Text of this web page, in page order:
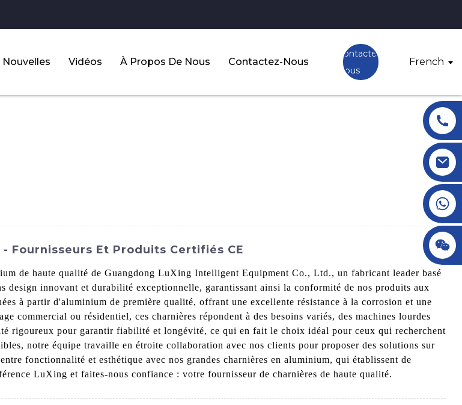
Nouvelles Vidéos À Propos De Nous Contactez-Nous
Contactez-
Nous
French
Fournisseurs Et Produits Certifiés CE
de haute qualité de Guangdong LuXing Intelligent Equipment Co., Ltd., un fabricant leader basé
design innovant et durabilité exceptionnelle, garantissant ainsi la conformité de nos produits aux
à partir d'aluminium de première qualité, offrant une excellente résistance à la corrosion et une
commercial ou résidentiel, ces charnières répondent à des besoins variés, des machines lourdes
rigoureux pour garantir fiabilité et longévité, ce qui en fait le choix idéal pour ceux qui recherchent
notre équipe travaille en étroite collaboration avec nos clients pour proposer des solutions sur
fonctionnalité et esthétique avec nos grandes charnières en aluminium, qui établissent de
LuXing et faites-nous confiance : votre fournisseur de charnières de haute qualité.